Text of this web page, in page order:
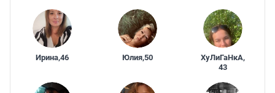
Ирина,46 Юлия,50 ХуЛиГаНкА,
43